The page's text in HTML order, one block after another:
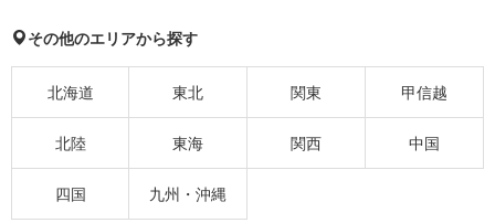
その他のエリアから探す
北海道 東北 関東 甲信越
北陸 東海 関西 中国
四国 九州・沖縄